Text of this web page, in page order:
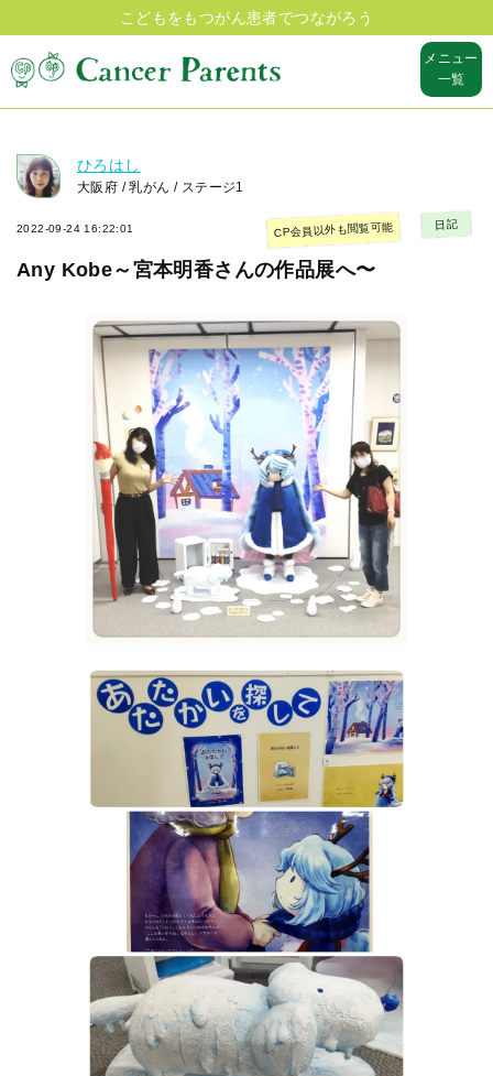
こどもをもつがん患者でつながろう
メニュー
一覧
ひろはし
大阪府 / 乳がん / ステージ1
2022-09-24 16:22:01
Any Kobe～宮本明香さんの作品展へ〜
CP会員以外も閲覧可能 日記